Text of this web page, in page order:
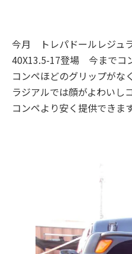
今月 トレパドールレジュ
40X13.5-17登場 今までコ
コンペほどのグリップがな
ラジアルでは顔がよわい
コンペより安く提供できま